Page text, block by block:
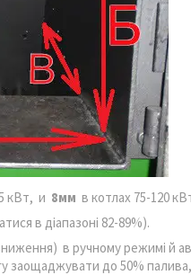
кВт, и 8мм в котлах 75-120
в діапазоні 82-89%).
в ручному режимі й
заощаджувати до 50%